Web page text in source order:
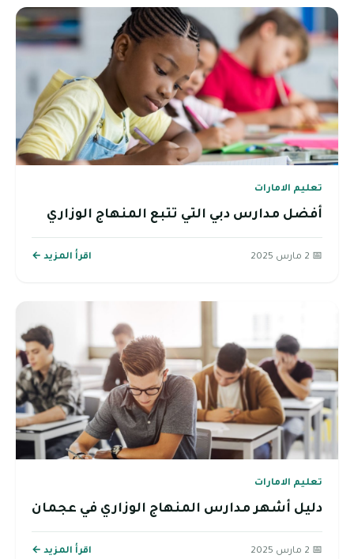
تعليم الامارات
أفضل مدارس دبي التي تتبع المنهاج الوزاري
📅 2 مارس 2025 اقرأ المزيد ←
تعليم الامارات
دليل أشهر مدارس المنهاج الوزاري في عجمان
📅 2 مارس 2025 اقرأ المزيد ←